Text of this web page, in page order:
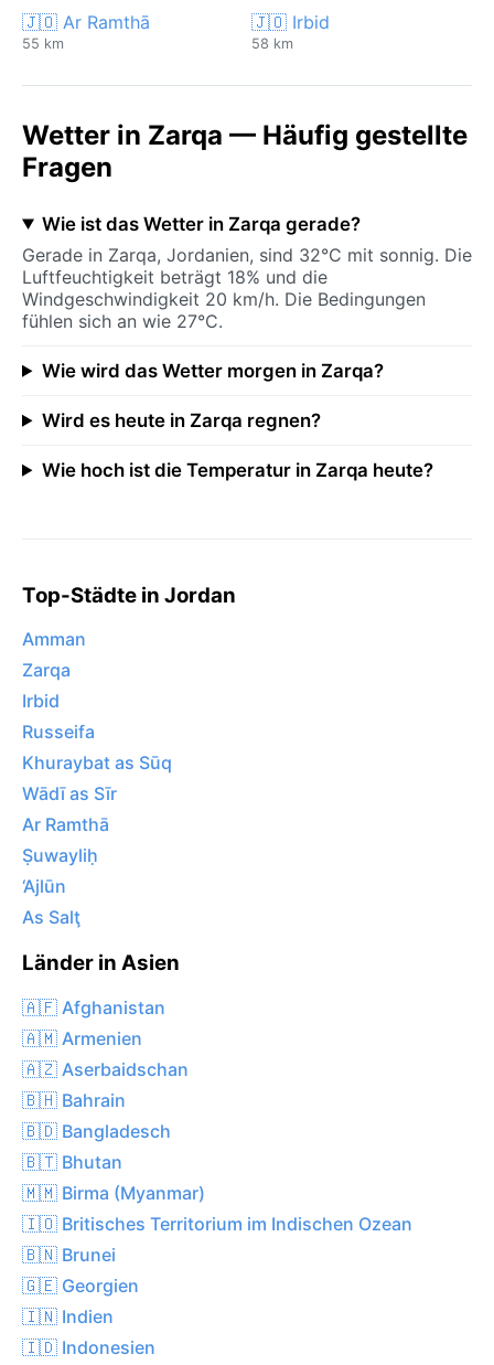
🇯🇴 Ar Ramthā
55 km
🇯🇴 Irbid
58 km
Wetter in Zarqa — Häufig gestellte
Fragen
Wie ist das Wetter in Zarqa gerade?
Gerade in Zarqa, Jordanien, sind 32°C mit sonnig. Die
Luftfeuchtigkeit beträgt 18% und die
Windgeschwindigkeit 20 km/h. Die Bedingungen
fühlen sich an wie 27°C.
Wie wird das Wetter morgen in Zarqa?
Wird es heute in Zarqa regnen?
Wie hoch ist die Temperatur in Zarqa heute?
Top-Städte in Jordan
Amman
Zarqa
Irbid
Russeifa
Khuraybat as Sūq
Wādī as Sīr
Ar Ramthā
Ṣuwayliḥ
‘Ajlūn
As Salţ
Länder in Asien
🇦🇫 Afghanistan
🇦🇲 Armenien
🇦🇿 Aserbaidschan
🇧🇭 Bahrain
🇧🇩 Bangladesch
🇧🇹 Bhutan
🇲🇲 Birma (Myanmar)
🇮🇴 Britisches Territorium im Indischen Ozean
🇧🇳 Brunei
🇬🇪 Georgien
🇮🇳 Indien
🇮🇩 Indonesien